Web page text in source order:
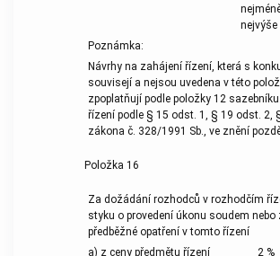
nejvýše
Poznámka:
Návrhy na zahájení řízení, která s
souvisejí a nejsou uvedena v této
zpoplatňují podle položky 12
řízení podle § 15 odst. 1, § 19 odst. 2,
zákona č. 328/1991 Sb., ve znění
Položka 16
Za dožádání rozhodců v rozhodčím
styku o provedení úkonu soudem nebo
předběžné opatření v tomto řízení
a) z ceny předmětu řízení
2 %